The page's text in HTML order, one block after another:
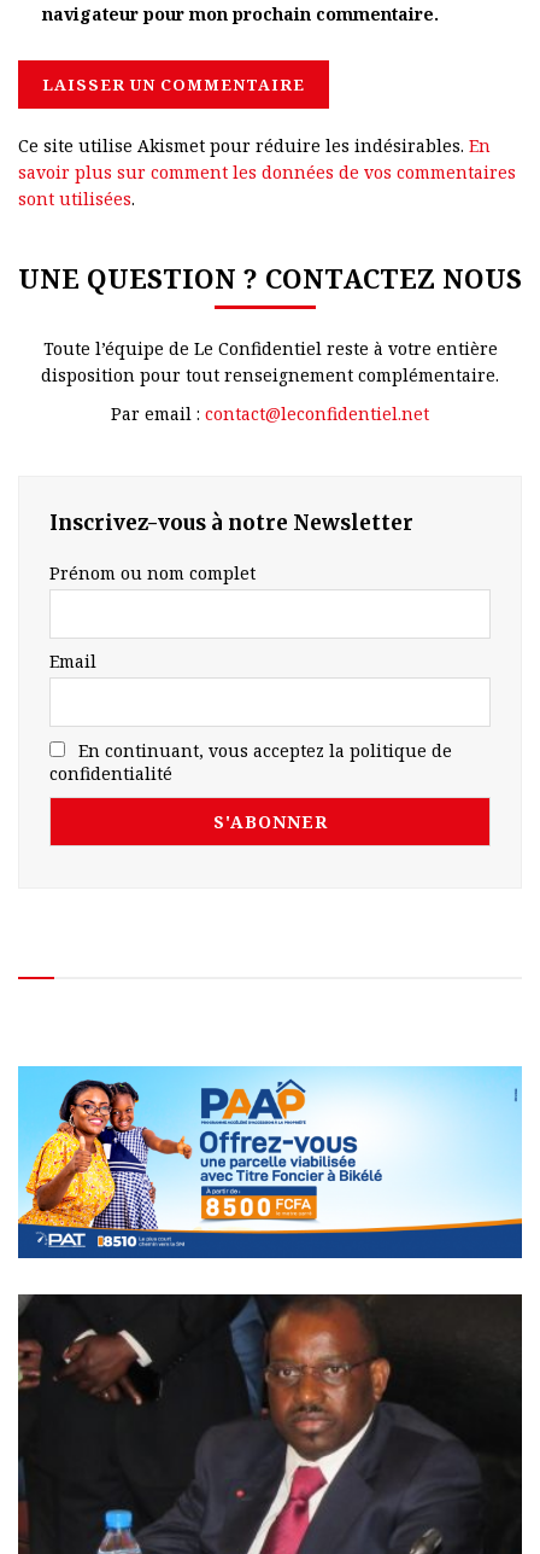
navigateur pour mon prochain commentaire.
Ce site utilise Akismet pour réduire les indésirables. En
savoir plus sur comment les données de vos commentaires
sont utilisées.
UNE QUESTION ? CONTACTEZ NOUS
Toute l’équipe de Le Confidentiel reste à votre entière
disposition pour tout renseignement complémentaire.
Par email : contact@leconfidentiel.net
Inscrivez-vous à notre Newsletter
Prénom ou nom complet
Email
En continuant, vous acceptez la politique de
confidentialité